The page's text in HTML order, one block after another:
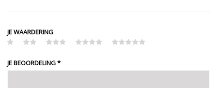
JE WAARDERING
JE BEOORDELING*